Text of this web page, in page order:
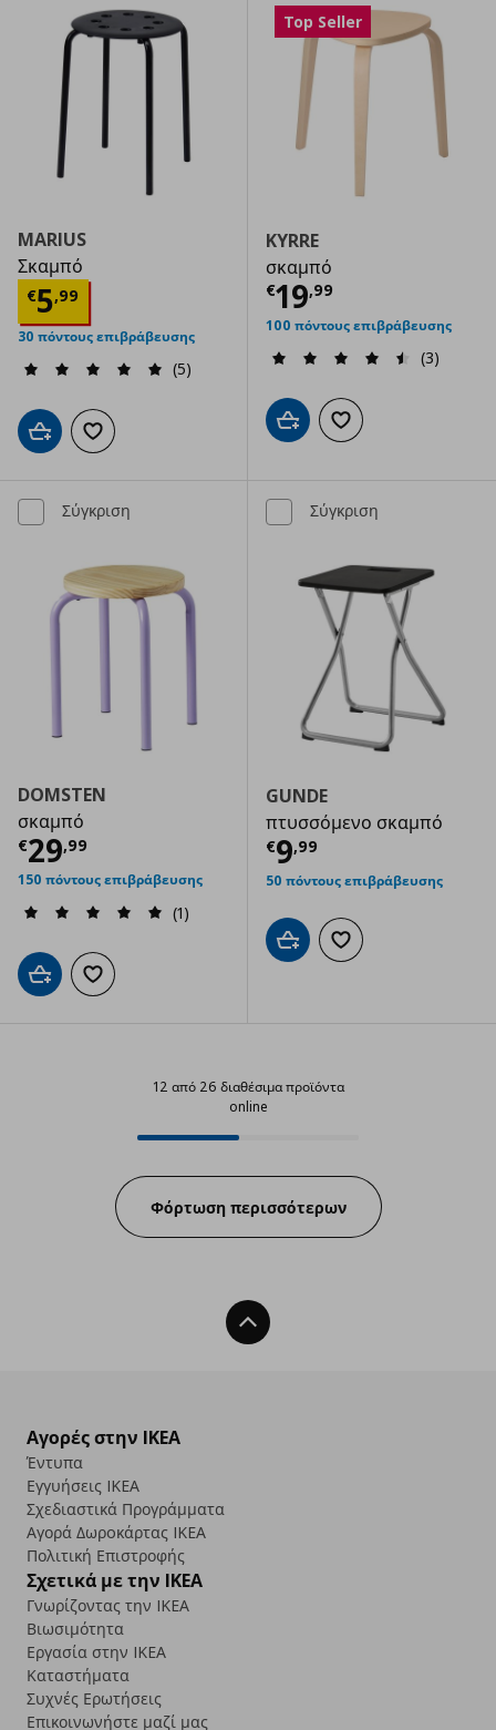
MARIUS
Σκαμπό
€5,99
Τρέχουσα τιμή € 5,99
30 πόντους επιβράβευσης
(5)
Προσθήκη στο καλάθι
Προσθήκη στα αγαπημένα
Top Seller
KYRRE
σκαμπό
€19,99
Τρέχουσα
100 πόντους επιβράβευσης
(3)
Προσθήκη στο καλάθι
Προσθήκη στα
Σύγκριση
DOMSTEN
σκαμπό
€29,99
Τρέχουσα τιμή € 29,99
150 πόντους επιβράβευσης
(1)
Προσθήκη στο καλάθι
Προσθήκη στα αγαπημένα
Σύγκριση
GUNDE
πτυσσόμενο σκαμπό
€9,99
Τρέχουσα
50 πόντους επιβράβευσης
Προσθήκη στο καλάθι
Προσθήκη στα
12 από 26 διαθέσιμα προϊόντα
online
Progress:
Φόρτωση περισσότερων
Back To Top
Αγορές στην IKEA
Έντυπα
Εγγυήσεις IKEA
Σχεδιαστικά Προγράμματα
Αγορά Δωρoκάρτας IKEA
Πολιτική Επιστροφής
Σχετικά με την IKEA
Γνωρίζοντας την IKEA
Βιωσιμότητα
Εργασία στην IKEA
Καταστήματα
Συχνές Ερωτήσεις
Επικοινωνήστε μαζί μας